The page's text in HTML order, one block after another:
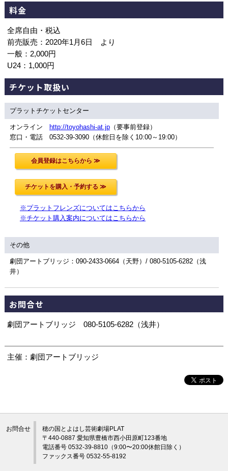
料金
全席自由・税込
前売販売：2020年1月6日 より
一般：2,000円
U24：1,000円
チケット取扱い
プラットチケットセンター
オンライン http://toyohashi-at.jp（要事前登録）
窓口・電話 0532-39-3090（休館日を除く10:00～19:00）
※プラットフレンズについてはこちらから
※チケット購入案内についてはこちらから
その他
劇団アートブリッジ：090-2433-0664（天野）/ 080-5105-6282（浅
井）
お問合せ
劇団アートブリッジ 080-5105-6282（浅井）
主催：劇団アートブリッジ
お問合せ
穂の国とよはし芸術劇場PLAT
〒440-0887 愛知県豊橋市西小田原町123番地
電話番号 0532-39-8810（9:00〜20:00休館日除く）
ファックス番号 0532-55-8192